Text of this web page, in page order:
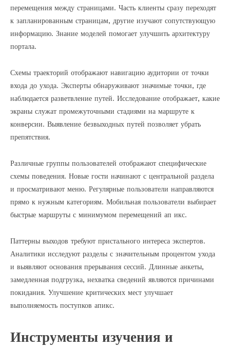
перемещения между страницами. Часть клиенты сразу переходят
к запланированным страницам, другие изучают сопутствующую
информацию. Знание моделей помогает улучшить архитектуру
портала.
Схемы траекторий отображают навигацию аудитории от точки
входа до ухода. Эксперты обнаруживают значимые точки, где
наблюдается разветвление путей. Исследование отображает, какие
экраны служат промежуточными стадиями на маршруте к
конверсии. Выявление безвыходных путей позволяет убрать
препятствия.
Различные группы пользователей отображают специфические
схемы поведения. Новые гости начинают с центральной раздела
и просматривают меню. Регулярные пользователи направляются
прямо к нужным категориям. Мобильная пользователи выбирает
быстрые маршруты с минимумом перемещений ап икс.
Паттерны выходов требуют пристального интереса экспертов.
Аналитики исследуют разделы с значительным процентом ухода
и выявляют основания прерывания сессий. Длинные анкеты,
замедленная подгрузка, нехватка сведений являются причинами
покидания. Улучшение критических мест улучшает
выполняемость поступков апикс.
Инструменты изучения и